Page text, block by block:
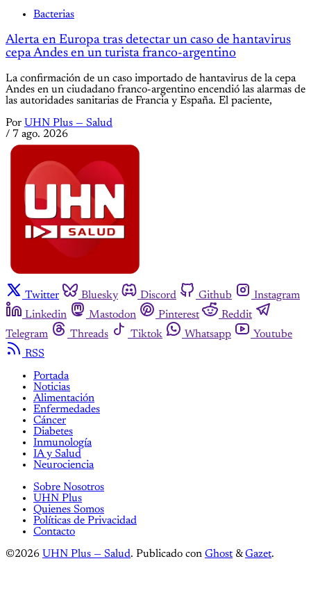
Bacterias
Alerta en Europa tras detectar un caso de hantavirus
cepa Andes en un turista franco-argentino
La confirmación de un caso importado de hantavirus de la cepa
Andes en un ciudadano franco-argentino encendió las alarmas de
las autoridades sanitarias de Francia y España. El paciente,
Por UHN Plus — Salud
/ 7 ago. 2026
Twitter Bluesky Discord Github
Instagram
Linkedin
Mastodon Pinterest
Reddit
Telegram
Threads Tiktok Whatsapp
Youtube
RSS
Portada
Noticias
Alimentación
Enfermedades
Cáncer
Diabetes
Inmunología
IA y Salud
Neurociencia
Sobre Nosotros
UHN Plus
Quienes Somos
Políticas de Privacidad
Contacto
©2026 UHN Plus — Salud. Publicado con Ghost &Gazet.